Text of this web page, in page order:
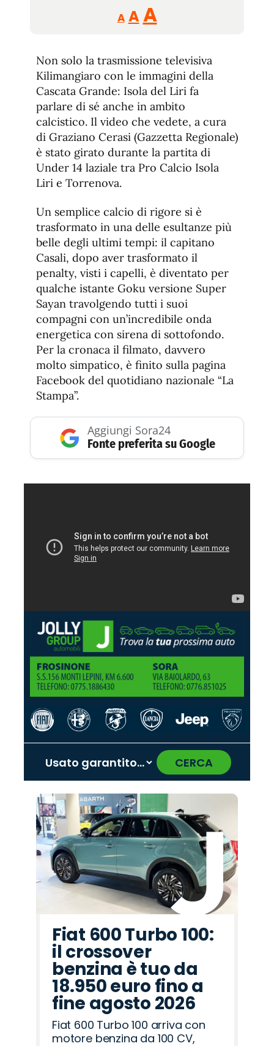
A
Reducir
tamaño
A Restablecer
tamaño
de
fuente
AAumentar
de
fuente.
Non solo la trasmissione televisiva
Kilimangiaro con le immagini della
Cascata Grande: Isola del Liri fa
parlare di sé anche in ambito
calcistico. Il video che vedete, a cura
di Graziano Cerasi (Gazzetta Regionale)
è stato girato durante la partita di
Under 14 laziale tra Pro Calcio Isola
Liri e Torrenova.
Un semplice calcio di rigore si è
trasformato in una delle esultanze più
belle degli ultimi tempi: il capitano
Casali, dopo aver trasformato il
penalty, visti i capelli, è diventato per
qualche istante Goku versione Super
Sayan travolgendo tutti i suoi
compagni con un’incredibile onda
energetica con sirena di sottofondo.
Per la cronaca il filmato, davvero
molto simpatico, è finito sulla pagina
Facebook del quotidiano nazionale “La
Stampa”.
Aggiungi Sora24
Fonte preferita su Google
CERCA
Promo
Citroën
Promo
Abarth
Promo
Mazda
Promo
Seat
Promo
Fiat
Promo
Peugeot
Promo
Lancia
Promo
Jaecoo
Promo
Land
Rover
Promo
Jeep
Promo
Opel
Promo
Cupra
Promo
Omoda
Promo
Alfa
Romeo
Promo
Hyundai
‹ ›
Fiat 600 Turbo 100:
il crossover
benzina è tuo da
18.950 euro fino a
fine agosto 2026
Fiat 600 Turbo 100 arriva con
motore benzina da 100 CV,